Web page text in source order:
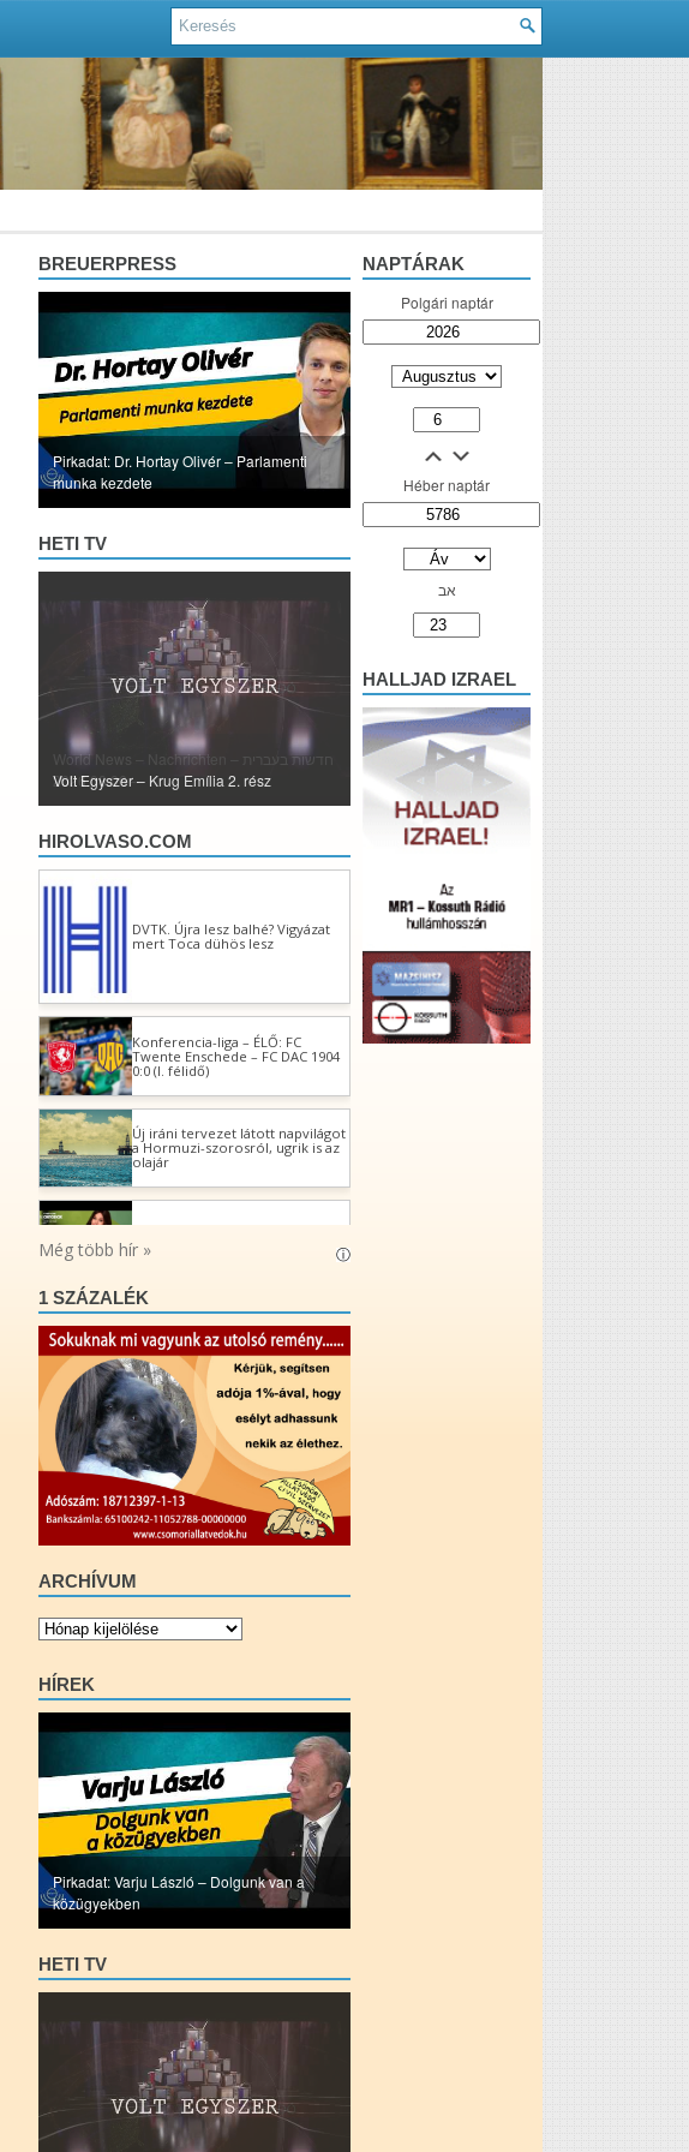
BREUERPRESS
Pirkadat: Dr. Hortay Olivér – Parlamenti
munka kezdete
HETI TV
World News – Nachrichten – חדשות בעברית
– 2026.08.06
HIROLVASO.COM
1 SZÁZALÉK
ARCHÍVUM
Archívum
HÍREK
Pirkadat: Varju László – Dolgunk van a
közügyekben
HETI TV
NAPTÁRAK
Polgári naptár
Héber naptár
אב
HALLJAD IZRAEL